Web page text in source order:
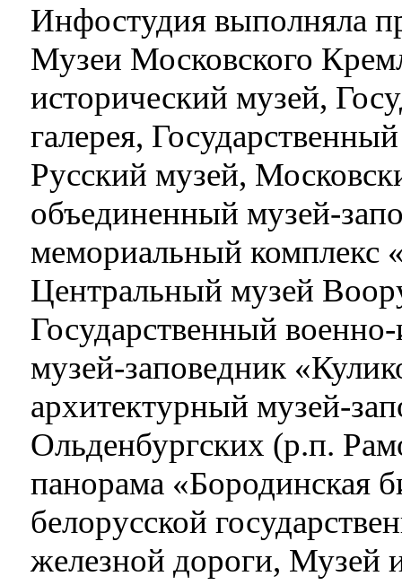
Инфостудия выполняла
Музеи Московского
исторический музей,
галерея,
Русский музей,
объединенный музей-
мемориальный
Центральный музей
Государственный
музей-заповедник
архитектурный музей-
Ольденбургских (р.п.
панорама «Бородинская
белорусской
железной дороги,